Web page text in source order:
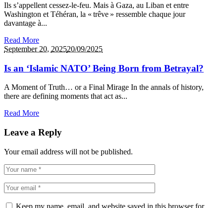
Ils s’appellent cessez‑le‑feu. Mais à Gaza, au Liban et entre
Washington et Téhéran, la « trêve » ressemble chaque jour
davantage à...
Read More
September 20, 202520/09/2025
Is an ‘Islamic NATO’ Being Born from Betrayal?
A Moment of Truth… or a Final Mirage In the annals of history,
there are defining moments that act as...
Read More
Leave a Reply
Your email address will not be published.
Keep my name, email, and website saved in this browser for